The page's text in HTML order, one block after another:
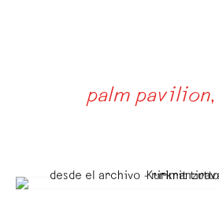
palm pavilion